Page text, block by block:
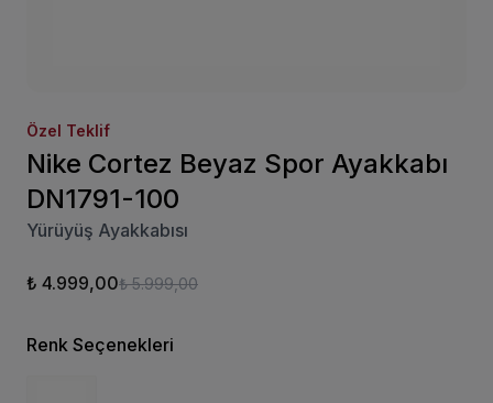
Özel Teklif
Nike Cortez Beyaz Spor Ayakkabı
DN1791-100
Yürüyüş Ayakkabısı
₺ 4.999,00₺ 5.999,00
Renk Seçenekleri